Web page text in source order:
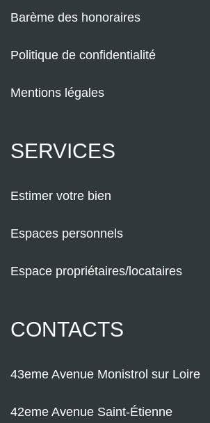
Barème des honoraires
Politique de confidentialité
Mentions légales
SERVICES
Estimer votre bien
Espaces personnels
Espace propriétaires/locataires
CONTACTS
43eme Avenue Monistrol sur Loire
42eme Avenue Saint-Étienne